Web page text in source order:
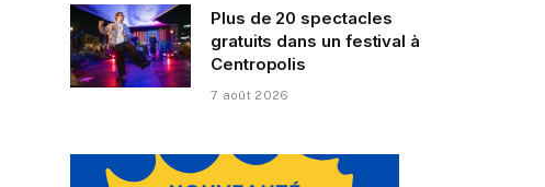
Plus de 20 spectacles
gratuits dans un festival à
Centropolis
7 août 2026